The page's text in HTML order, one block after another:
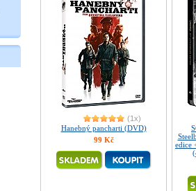
(1x)
Hanebný pancharti (DVD)
99 Kč
edice